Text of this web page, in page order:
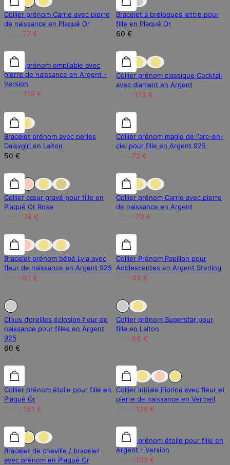
Collier prénom Carrie avec pierre
de naissance en Plaqué Or
77 €
Bracelet à breloques lettre pour
fille en Plaqué Or
60 €
30% de réduction 30% de réduction
Bague prénom empilable avec
pierre de naissance en Argent -
Version
119 €
25% de réduction
Collier prénom classique Cocktail
avec diamant en Argent
113 €
Bracelet prénom avec perles
Daisygirl en Laiton
50 €
25% de réduction
Collier prénom magie de l'arc-en-
ciel pour fille en Argent 925
72 €
30% de réduction 30% de réduction
Collier cœur gravé pour fille en
Plaqué Or Rose
74 €
30% de réduction
Collier prénom Carrie avec pierre
de naissance en Argent
70 €
30% de réduction 30% de réduction
Bracelet prénom bébé Lyla avec
fleur de naissance en Argent 925
81 €
40% de réduction
Collier Prénom Papillon pour
Adolescentes en Argent Sterling
48 €
En Rupture de Stock En Rupture de Stock
Clous d’oreilles éclosion fleur de
naissance pour filles en Argent
925
60 €
15% de réduction
Collier prénom Superstar pour
fille en Laiton
56 €
30% de réduction 30% de réduction
Collier prénom étoile pour fille en
Plaqué Or
151 €
30% de réduction
Collier initiale Fiorina avec fleur et
pierre de naissance en Vermeil
126 €
30% de réduction 30% de réduction
Bracelet de cheville / bracelet
avec prénom en Plaqué Or
30% de réduction
Collier prénom étoile pour fille en
Argent - Version
102 €